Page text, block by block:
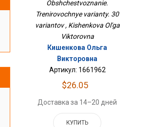
Obshchestvoznanie.
Trenirovochnye varianty. 30
variantov , Kishenkova Ol'ga
Viktorovna
Кишенкова Ольга
Викторовна
Артикул: 1661962
$26.05
Доставка за 14–20 дней
КУПИТЬ